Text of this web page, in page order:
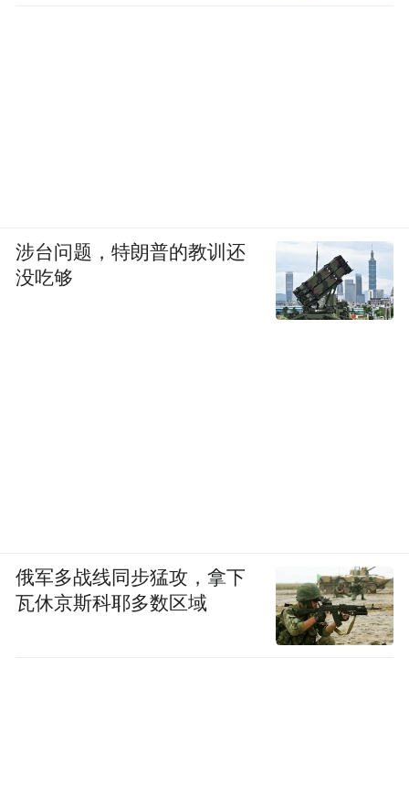
涉台问题，特朗普的教训还
没吃够
俄军多战线同步猛攻，拿下
瓦休京斯科耶多数区域